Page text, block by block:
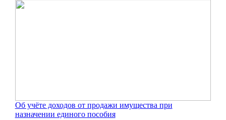
Об учёте доходов от продажи имущества при
назначении единого пособия